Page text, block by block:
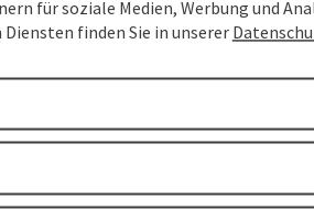
für soziale Medien, Werbung und
finden Sie in unserer